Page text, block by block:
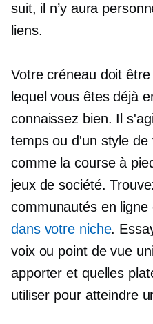
suit, il n’y aura
liens.
Votre créneau doit
lequel vous êtes déjà
connaissez bien. Il
temps ou d'un style de
comme la course à
jeux de société.
communautés en ligne
dans votre niche.
voix ou point de vue
apporter et quelles
utiliser pour atteindre